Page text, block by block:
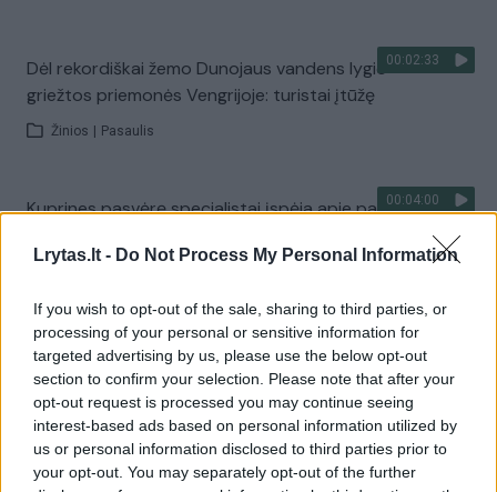
Lrytas.lt - Do Not Process My Personal Information
If you wish to opt-out of the sale, sharing to third parties, or
processing of your personal or sensitive information for
targeted advertising by us, please use the below opt-out
section to confirm your selection. Please note that after your
opt-out request is processed you may continue seeing
interest-based ads based on personal information utilized by
us or personal information disclosed to third parties prior to
your opt-out. You may separately opt-out of the further
00:02:33
Dėl rekordiškai žemo Dunojaus vandens lygio –
griežtos priemonės Vengrijoje: turistai įtūžę
Žinios Pasaulis
00:04:00
Kuprines pasvėrę specialistai įspėja apie pavojingą
Visi įrašai
Žiūrimiausi įrašai